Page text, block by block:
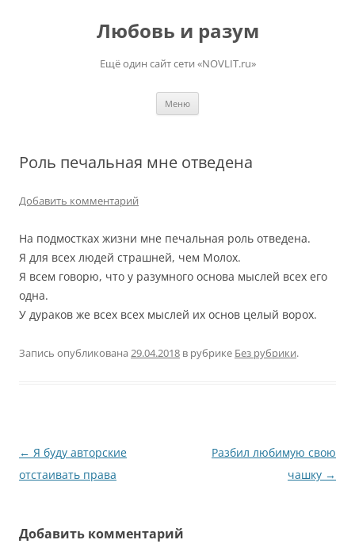
Любовь и разум
Ещё один сайт сети «NOVLIT.ru»
Меню
Роль печальная мне отведена
Добавить комментарий
На подмостках жизни мне печальная роль отведена.
Я для всех людей страшней, чем Молох.
Я всем говорю, что у разумного основа мыслей всех его
одна.
У дураков же всех всех мыслей их основ целый ворох.
Запись опубликована 29.04.2018 в рубрике Без рубрики.
Навигация
по
← Я буду авторские
отстаивать права
Разбил любимую свою
чашку →
Добавить комментарий